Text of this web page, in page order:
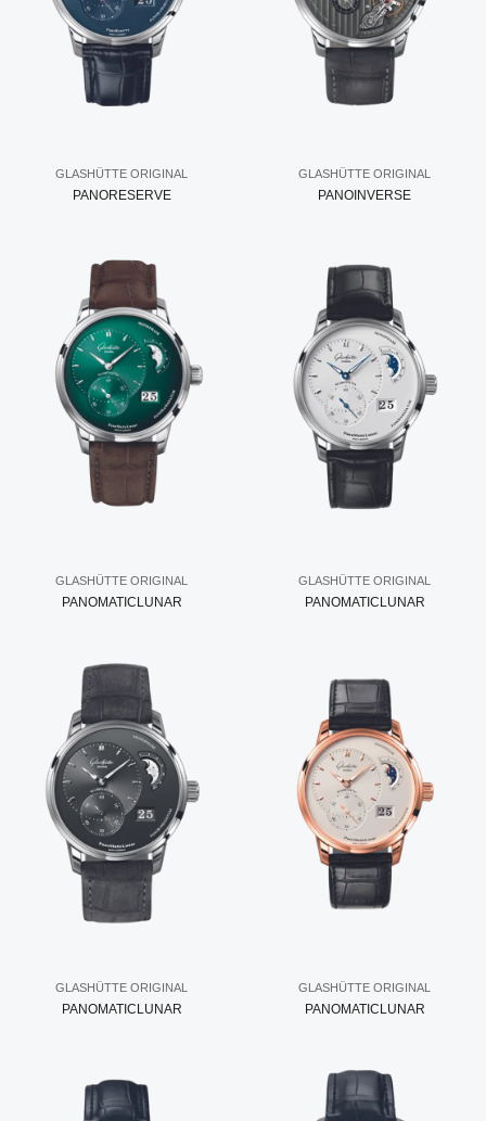
GLASHÜTTE ORIGINAL
PANORESERVE
GLASHÜTTE ORIGINAL
PANOINVERSE
GLASHÜTTE ORIGINAL
PANOMATICLUNAR
GLASHÜTTE ORIGINAL
PANOMATICLUNAR
GLASHÜTTE ORIGINAL
PANOMATICLUNAR
GLASHÜTTE ORIGINAL
PANOMATICLUNAR